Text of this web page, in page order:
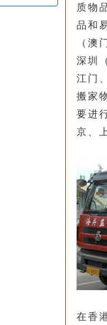
质物
品和
（澳
深圳
江门
搬家
要进
京、
在香